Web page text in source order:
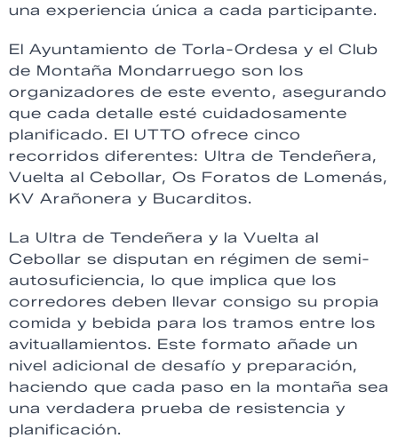
una experiencia única a cada participante.
El Ayuntamiento de Torla-Ordesa y el Club
de Montaña Mondarruego son los
organizadores de este evento, asegurando
que cada detalle esté cuidadosamente
planificado. El UTTO ofrece cinco
recorridos diferentes: Ultra de Tendeñera,
Vuelta al Cebollar, Os Foratos de Lomenás,
KV Arañonera y Bucarditos.
La Ultra de Tendeñera y la Vuelta al
Cebollar se disputan en régimen de semi-
autosuficiencia, lo que implica que los
corredores deben llevar consigo su propia
comida y bebida para los tramos entre los
avituallamientos. Este formato añade un
nivel adicional de desafío y preparación,
haciendo que cada paso en la montaña sea
una verdadera prueba de resistencia y
planificación.